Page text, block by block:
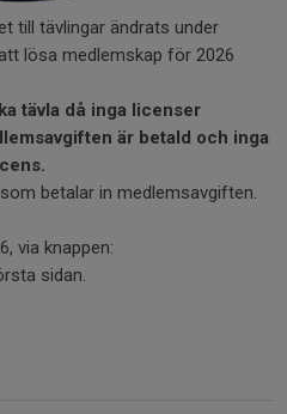
till tävlingar ändrats under
lösa medlemskap för 2026
tävla då inga licenser
är betald och inga
betalar in medlemsavgiften.
via knappen:
sidan.